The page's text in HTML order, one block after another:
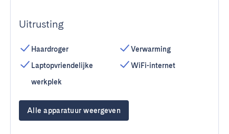
Uitrusting
Haardroger
Laptopvriendelijke
werkplek
Verwarming
WiFi-internet
Alle apparatuur weergeven